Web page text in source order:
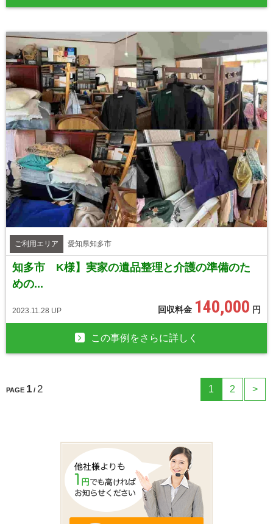
ご利用エリア 愛知県知多市
知多市 K様】実家の遺品整理と介護の準備のた
めの...
2023.11.28 UP 回収料金 140,000 円
この事例をさらに詳しく
PAGE 1 / 2 1 2 >